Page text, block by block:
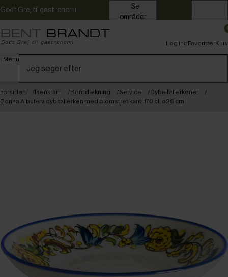
Godt Grej til gastronomi
områder
Menu
Log indFavoritterKurv
Forsiden Isenkram Borddækning Service
Dybe tallerkener
Bonna Albufera dyb tallerken med blomstret kant, 170 cl, ø28 cm